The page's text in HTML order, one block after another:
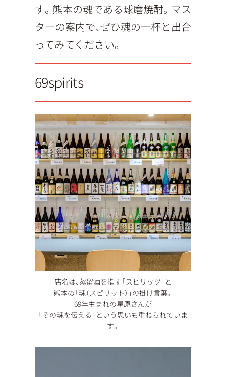
す。熊本の魂である球磨焼酎。マス
ターの案内で、ぜひ魂の一杯と出合
ってみてください。
69spirits
店名は、蒸留酒を指す「スピリッツ」と
熊本の「魂（スピリット）」の掛け言葉。
69年生まれの星原さんが
「その魂を伝える」という思いも重ねられていま
す。